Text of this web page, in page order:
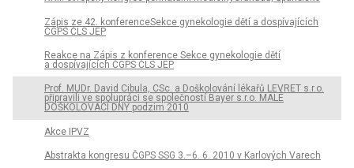
Zápis ze 42. konferenceSekce gynekologie dětí a dospívajících
ČGPS ČLS JEP
Reakce na Zápis z konference Sekce gynekologie dětí
a dospívajících ČGPS ČLS JEP
Prof. MUDr. David Cibula, CSc. a Doškolování lékařů LEVRET s.r.o.
připravili ve spolupráci se společností Bayer s.r.o. MALÉ
DOŠKOLOVACÍ DNY podzim 2010
Akce IPVZ
Abstrakta kongresu ČGPS SSG 3.–6. 6. 2010 v Karlových Varech